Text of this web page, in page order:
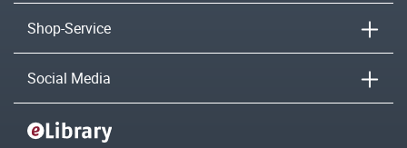
Shop-Service
Social Media